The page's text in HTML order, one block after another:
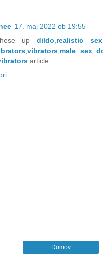
17. maj 2022 ob 19:55
up dildo realistic
vibrators male sex
article
Domov